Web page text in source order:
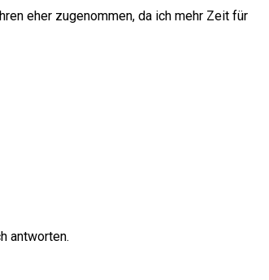
eher zugenommen, da ich mehr Zeit für
antworten.